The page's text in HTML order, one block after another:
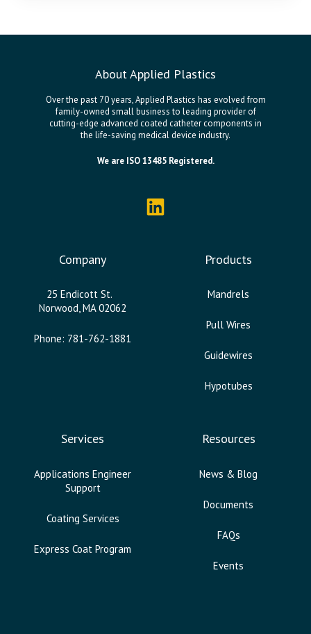
About Applied Plastics
Over the past 70 years, Applied Plastics has evolved from
family-owned small business to leading provider of
cutting-edge advanced coated catheter components in
the life-saving medical device industry.
We are ISO 13485 Registered.
Company
25 Endicott St.
Norwood, MA 02062
Phone: 781-762-1881
Products
Mandrels
Pull Wires
Guidewires
Hypotubes
Services
Applications Engineer
Support
Coating Services
Express Coat Program
Resources
News & Blog
Documents
FAQs
Events